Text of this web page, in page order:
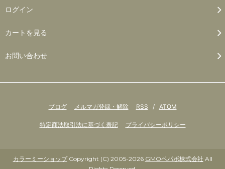
ログイン
カートを見る
お問い合わせ
ブログ メルマガ登録・解除 RSS / ATOM
特定商法取引法に基づく表記 プライバシーポリシー
カラーミーショップCopyright (C) 2005-2026 GMOペパボ株式会社 All